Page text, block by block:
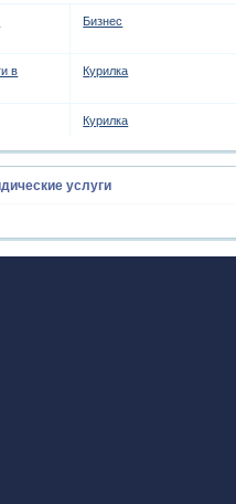
Бизнес
в
Курилка
Курилка
услуги